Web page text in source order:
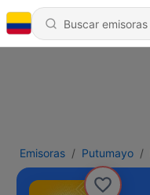
Emisoras Putumayo